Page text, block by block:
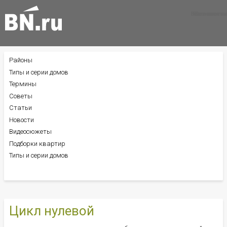
Цикл нулевой
БОКОВОЕ
МЕНЮ
Районы
Типы и серии домов
Термины
Советы
Статьи
Новости
Видеосюжеты
Подборки квартир
Типы и серии домов